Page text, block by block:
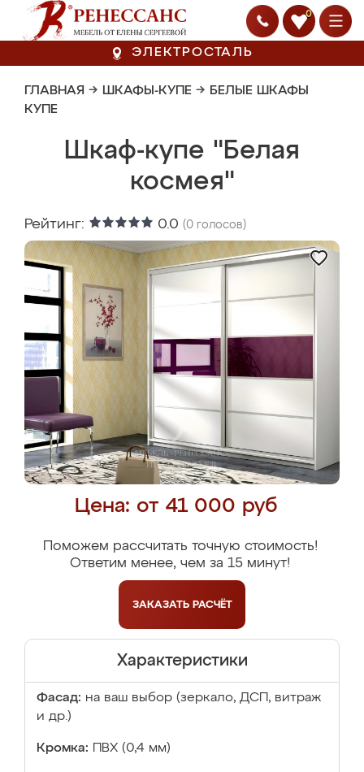
0
ЭЛЕКТРОСТАЛЬ
ГЛАВНАЯ → ШКАФЫ-КУПЕ → БЕЛЫЕ ШКАФЫ
КУПЕ
Шкаф-купе "Белая
космея"
Рейтинг: 0.0 (0 голосов)
Цена: от 41 000 руб
Поможем рассчитать точную стоимость!
Ответим менее, чем за 15 минут!
ЗАКАЗАТЬ РАСЧЁТ
Характеристики
Фасад: на ваш выбор (зеркало, ДСП, витраж
и др.)
Кромка: ПВХ (0,4 мм)